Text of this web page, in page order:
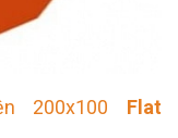
200x100 Flat